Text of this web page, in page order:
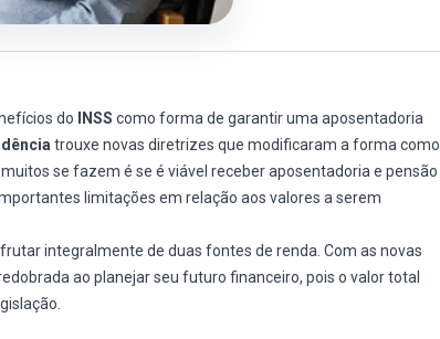
do
INSS como forma de garantir uma aposentadoria
trouxe novas diretrizes que modificaram a forma como
se fazem é se é viável receber aposentadoria e pensão
limitações em relação aos valores a serem
integralmente de duas fontes de renda. Com as novas
ao planejar seu futuro financeiro, pois o valor total